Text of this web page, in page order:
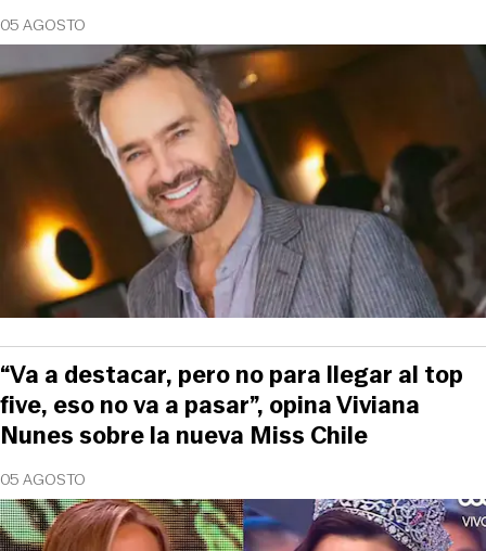
05 AGOSTO
05 AGOSTO
“Va a destacar, pero no para llegar al top
five, eso no va a pasar”, opina Viviana
Nunes sobre la nueva Miss Chile